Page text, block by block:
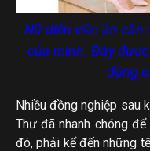
Nữ diễn viên ân
của mình. Đây
động
Nhiều đồng nghiệp sau
Thư đã nhanh chóng
đó, phải kể đến những